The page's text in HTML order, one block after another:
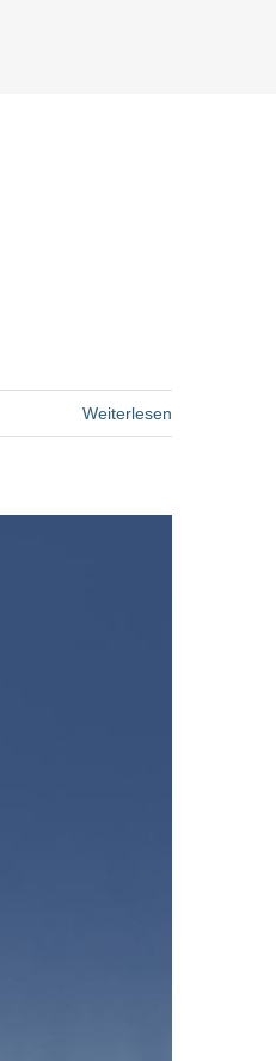
Weiterlesen